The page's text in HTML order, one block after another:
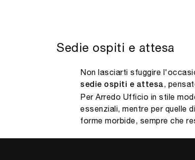
Sedie ospiti e attesa
Non lasciarti sfuggire
sedie ospiti e attesa,
Per Arredo Ufficio in stile
essenziali, mentre per quelle
forme morbide, sempre che